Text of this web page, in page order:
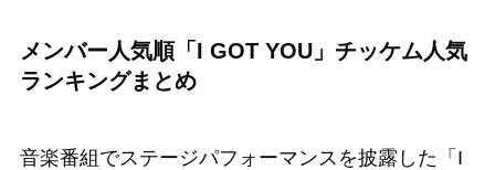
メンバー人気順「I GOT YOU」チッケム人気
ランキングまとめ
音楽番組でステージパフォーマンスを披露した「I